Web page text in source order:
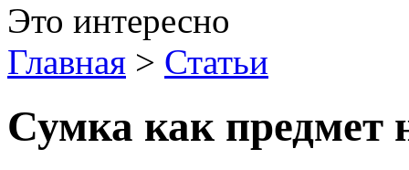
Это интересно
Главная > Статьи
Сумка как предмет